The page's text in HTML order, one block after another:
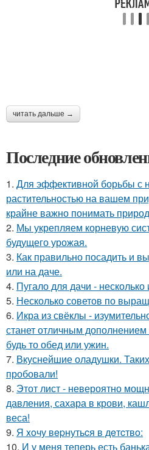
читать дальше →
Последние
1. Для эффективной борьбы с
растительностью на вашем
крайне важно понимать
2. Мы укрепляем корневую
будущего урожая.
3. Как правильно посадить и
или на даче.
4. Пугало для дачи -
5. Несколько советов по
6. Икра из свёклы -
станет отличным
будь то обед или ужин.
7. Вкуснейшие оладушки.
пробовали!
8. Этот лист - невероятно
давления, сахара в крови,
веса!
9. Я xoчу вepнутьcя в дeтcтвo:
10. И у меня теперь есть